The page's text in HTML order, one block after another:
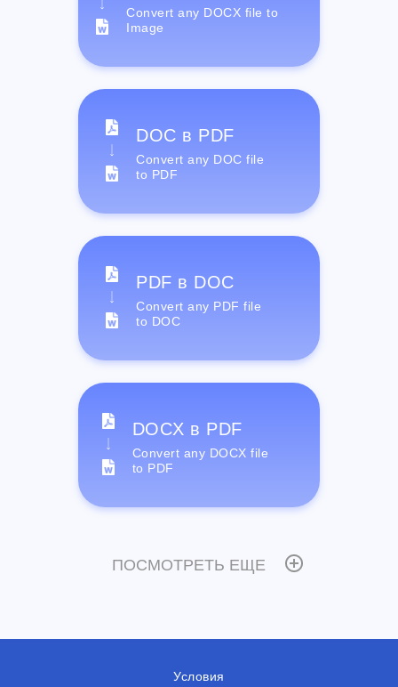
Convert any DOCX file to
Image
DOC в PDF
Convert any DOC file
to PDF
PDF в DOC
Convert any PDF file
to DOC
DOCX в PDF
Convert any DOCX file
to PDF
ПОСМОТРЕТЬ ЕЩЕ
Условия